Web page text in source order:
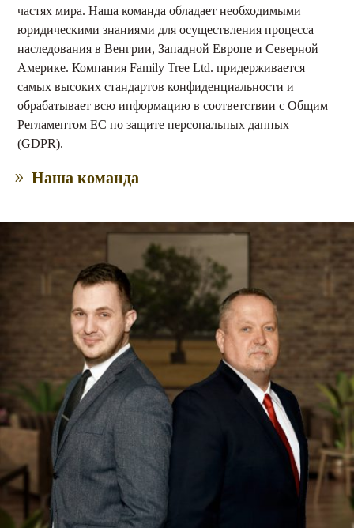
частях мира. Наша команда обладает необходимыми
юридическими знаниями для осуществления процесса
наследования в Венгрии, Западной Европе и Северной
Америке. Компания Family Tree Ltd. придерживается
самых высоких стандартов конфиденциальности и
обрабатывает всю информацию в соответствии с Общим
Регламентом ЕС по защите персональных данных
(GDPR).
Наша команда